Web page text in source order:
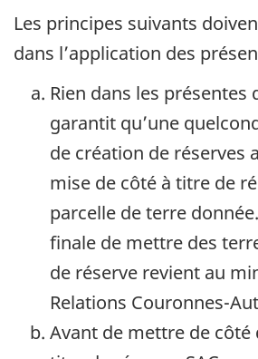
Les principes suivants
dans l’application des
Rien dans les présentes
garantit qu’une
de création de réserves
mise de côté à titre de
parcelle de terre
finale de mettre des
de réserve revient au
Relations Couronnes-
Avant de mettre de côté